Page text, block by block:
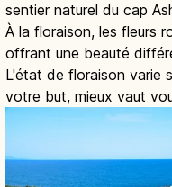
sentier naturel du cap
À la floraison, les fleurs
offrant une beauté
L'état de floraison varie
votre but, mieux vaut